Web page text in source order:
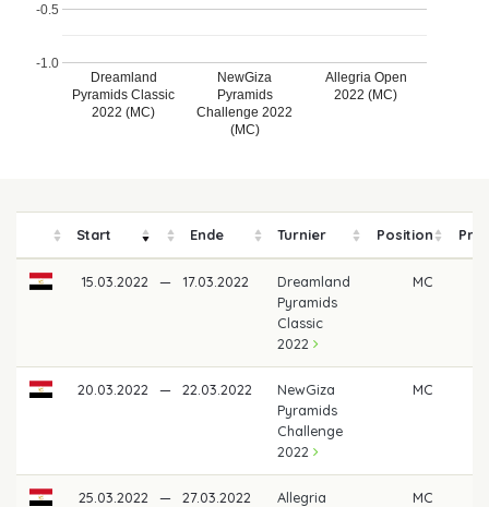
Dreamland
Pyramids Classic
2022 (MC)
NewGiza
Pyramids
Challenge 2022
(MC)
Allegria Open
2022 (MC)
-1.0
-0.5
Start Ende Turnier Position
15.03.2022 — 17.03.2022
Dreamland
Pyramids
Classic
2022
MC
20.03.2022 — 22.03.2022
NewGiza
Pyramids
Challenge
2022
MC
25.03.2022 — 27.03.2022
Allegria
MC